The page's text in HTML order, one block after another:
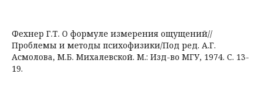
Фехнер Г.Т. О формуле измерения ощущений//
Проблемы и методы психофизики/Под ред. А.Г.
Асмолова, М.Б. Михалевской. М.: Изд-во МГУ, 1974. С. 13-
19.